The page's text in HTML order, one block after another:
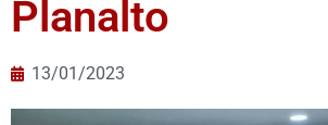
Planalto
13/01/2023